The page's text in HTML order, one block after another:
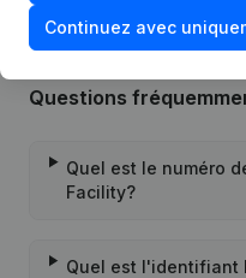
Questions
Quel est le numéro
Facility?
Quel est l'identifiant
Continuez avec